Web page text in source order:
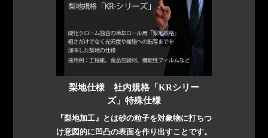
梨地仕様 社内規格「KRシリー
ズ」特殊仕様
『梨地加工』とは砂の粒子を対象物に打ちつ
け意図的に凹凸の表面を作り出すことです。